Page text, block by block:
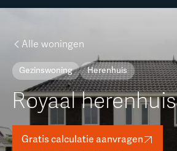
Alle woningen
Gezinswoning Herenhuis
Royaal herenhuis
Gratis calculatie aanvragen